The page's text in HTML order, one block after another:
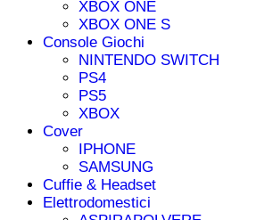
XBOX ONE
XBOX ONE S
Console Giochi
NINTENDO SWITCH
PS4
PS5
XBOX
Cover
IPHONE
SAMSUNG
Cuffie & Headset
Elettrodomestici